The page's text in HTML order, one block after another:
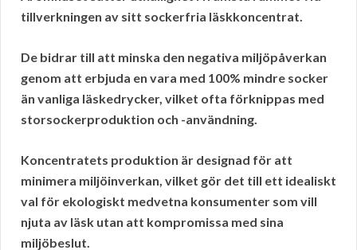
tillverkningen av sitt sockerfria läskkoncentrat.
De bidrar till att minska den negativa miljöpåverkan
genom att erbjuda en vara med 100% mindre socker
än vanliga läskedrycker, vilket ofta förknippas med
storsockerproduktion och -användning.
Koncentratets produktion är designad för att
minimera miljöinverkan, vilket gör det till ett idealiskt
val för ekologiskt medvetna konsumenter som vill
njuta av läsk utan att kompromissa med sina
miljöbeslut.